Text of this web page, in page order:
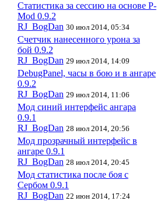
Статистика за сессию на основе P-
Mod 0.9.2
RJ_BogDan 30 июл 2014, 05:34
Счетчик нанесенного урона за
бой 0.9.2
RJ_BogDan 29 июл 2014, 14:09
DebugPanel, часы в бою и в ангаре
0.9.2
RJ_BogDan 29 июл 2014, 11:06
Мод синий интерфейс ангара
0.9.1
RJ_BogDan 28 июл 2014, 20:56
Мод прозрачный интерфейс в
ангаре 0.9.1
RJ_BogDan 28 июл 2014, 20:45
Мод статистика после боя с
Сербом 0.9.1
RJ_BogDan 22 июн 2014, 17:24